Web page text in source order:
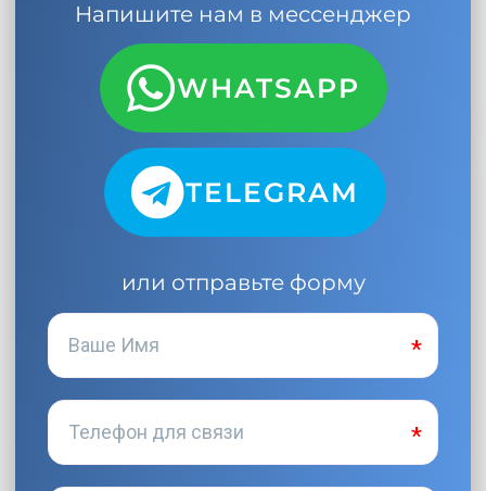
Напишите нам в мессенджер
WHATSAPP
TELEGRAM
или отправьте форму